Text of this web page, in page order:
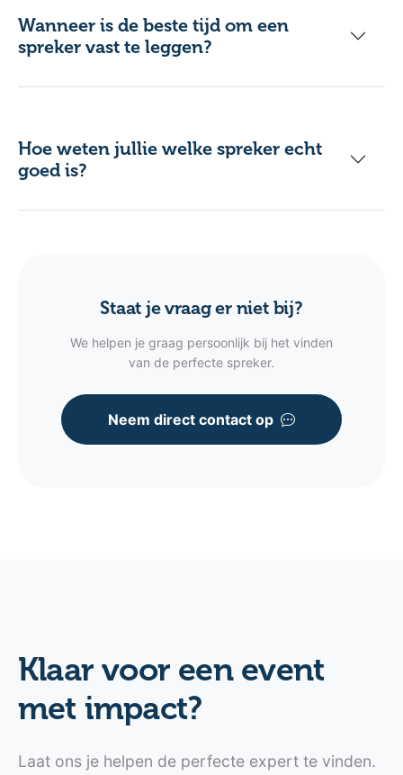
Wanneer is de beste tijd om een
spreker vast te leggen?
Hoe weten jullie welke spreker echt
goed is?
Staat je vraag er niet bij?
We helpen je graag persoonlijk bij het vinden
van de perfecte spreker.
Neem direct contact op
Klaar voor een event
met impact?
Laat ons je helpen de perfecte expert te vinden.